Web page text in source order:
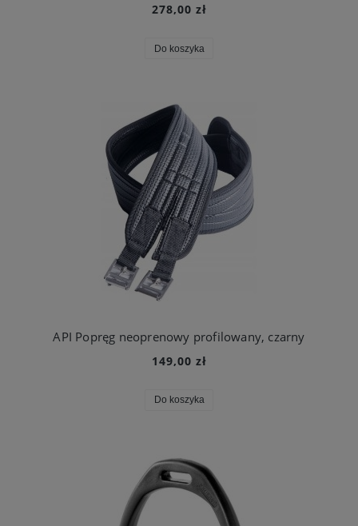
278,00 zł
Do koszyka
API Popręg neoprenowy profilowany, czarny
149,00 zł
Do koszyka